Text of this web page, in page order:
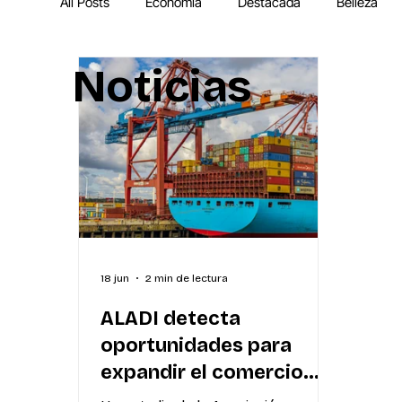
IA MEGA Experiencia Endeavor
ALADI detecta
oportunidades para
expandir el comercio
18 jun 2 min de lectura
Noticias